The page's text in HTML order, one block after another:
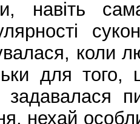
навіть
коли
для
задавалася
нехай